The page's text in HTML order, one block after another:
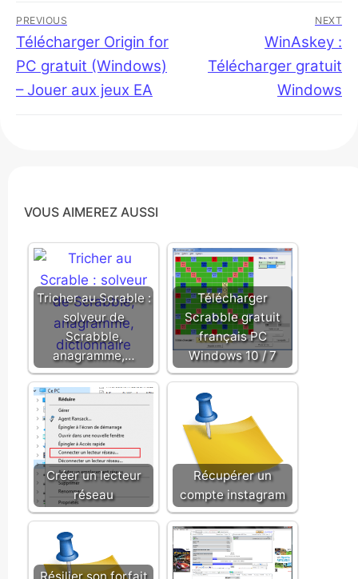
Navigation
de
l’article
PREVIOUS
Previous
post:
Télécharger Origin for
PC gratuit (Windows)
– Jouer aux jeux EA
NEXT
Next
post:
WinAskey :
Télécharger gratuit
Windows
VOUS AIMEREZ AUSSI
Tricher au Scrable :
solveur de
Scrabble,
anagramme,…
Télécharger
Scrabble gratuit
français PC
Windows 10 / 7
Créer un lecteur
réseau
Récupérer un
compte instagram